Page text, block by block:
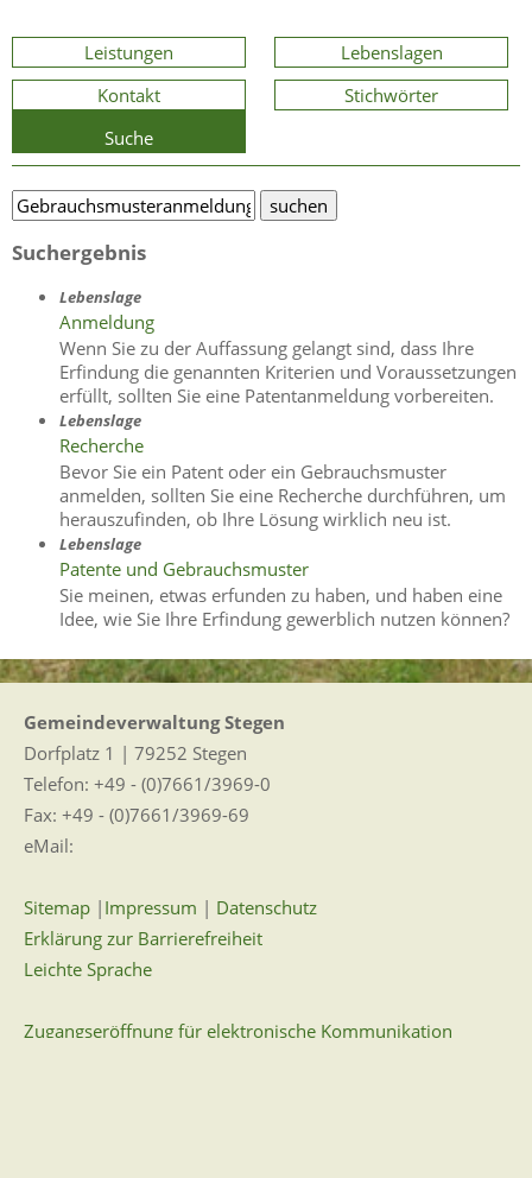
Leistungen
Lebenslagen
Kontakt
Stichwörter
Suche
Suchergebnis
Lebenslage
Anmeldung
Wenn Sie zu der Auffassung gelangt sind, dass Ihre
Erfindung die genannten Kriterien und Voraussetzungen
erfüllt, sollten Sie eine Patentanmeldung vorbereiten.
Lebenslage
Recherche
Bevor Sie ein Patent oder ein Gebrauchsmuster
anmelden, sollten Sie eine Recherche durchführen, um
herauszufinden, ob Ihre Lösung wirklich neu ist.
Lebenslage
Patente und Gebrauchsmuster
Sie meinen, etwas erfunden zu haben, und haben eine
Idee, wie Sie Ihre Erfindung gewerblich nutzen können?
Gemeindeverwaltung Stegen
Dorfplatz 1 | 79252 Stegen
Telefon: +49 - (0)7661/3969-0
Fax: +49 - (0)7661/3969-69
eMail:
Sitemap | Impressum | Datenschutz
Erklärung zur Barrierefreiheit
Leichte Sprache
Zugangseröffnung für elektronische Kommunikation